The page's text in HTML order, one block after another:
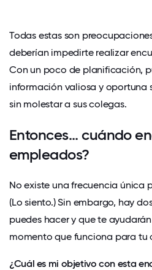
Todas estas son
deberían impedirte realizar
Con un poco de planificación,
información valiosa y oportuna
sin molestar a sus colegas.
Entonces... cuándo
empleados?
No existe una frecuencia única
(Lo siento.) Sin embargo, hay
puedes hacer y que te
momento que funciona para tu
¿Cuál es mi objetivo con esta